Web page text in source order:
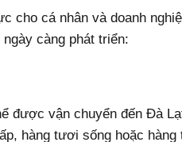
cho cá nhân và doanh
càng phát triển:
được vận chuyển đến Đà
hàng tươi sống hoặc hàng